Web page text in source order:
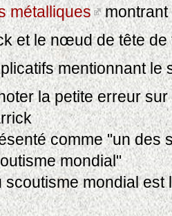
métalliques
et le nœud de tête de
mentionnant le
la petite erreur
comme "un des
mondial"
scoutisme mondial